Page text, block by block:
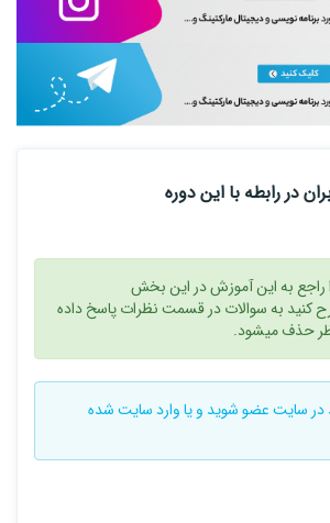
در رابطه با این دوره
راجع به این آموزش در این بخش
کنید به سوالات در قسمت نظرات پاسخ داده
حذف میشود.
در سایتعضو شوید و یاوارد سایتشده